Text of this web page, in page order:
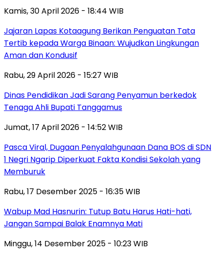
Kamis, 30 April 2026 - 18:44 WIB
Jajaran Lapas Kotaagung Berikan Penguatan Tata
Tertib kepada Warga Binaan: Wujudkan Lingkungan
Aman dan Kondusif
Rabu, 29 April 2026 - 15:27 WIB
Dinas Pendidikan Jadi Sarang Penyamun berkedok
Tenaga Ahli Bupati Tanggamus
Jumat, 17 April 2026 - 14:52 WIB
Pasca Viral, Dugaan Penyalahgunaan Dana BOS di SDN
1 Negri Ngarip Diperkuat Fakta Kondisi Sekolah yang
Memburuk
Rabu, 17 Desember 2025 - 16:35 WIB
Wabup Mad Hasnurin: Tutup Batu Harus Hati-hati,
Jangan Sampai Balak Enamnya Mati
Minggu, 14 Desember 2025 - 10:23 WIB